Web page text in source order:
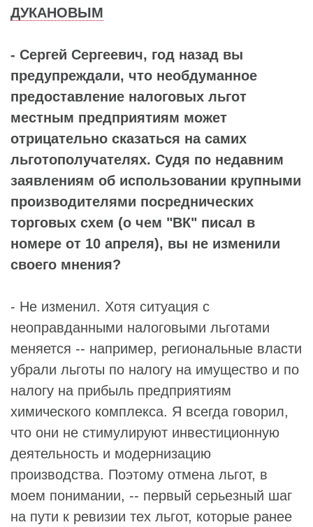
ДУКАНОВЫМ
- Сергей Сергеевич, год назад вы
предупреждали, что необдуманное
предоставление налоговых льгот
местным предприятиям может
отрицательно сказаться на самих
льготополучателях. Судя по недавним
заявлениям об использовании крупными
производителями посреднических
торговых схем (о чем "ВК" писал в
номере от 10 апреля), вы не изменили
своего мнения?
- Не изменил. Хотя ситуация с
неоправданными налоговыми льготами
меняется -- например, региональные власти
убрали льготы по налогу на имущество и по
налогу на прибыль предприятиям
химического комплекса. Я всегда говорил,
что они не стимулируют инвестиционную
деятельность и модернизацию
производства. Поэтому отмена льгот, в
моем понимании, -- первый серьезный шаг
на пути к ревизии тех льгот, которые ранее